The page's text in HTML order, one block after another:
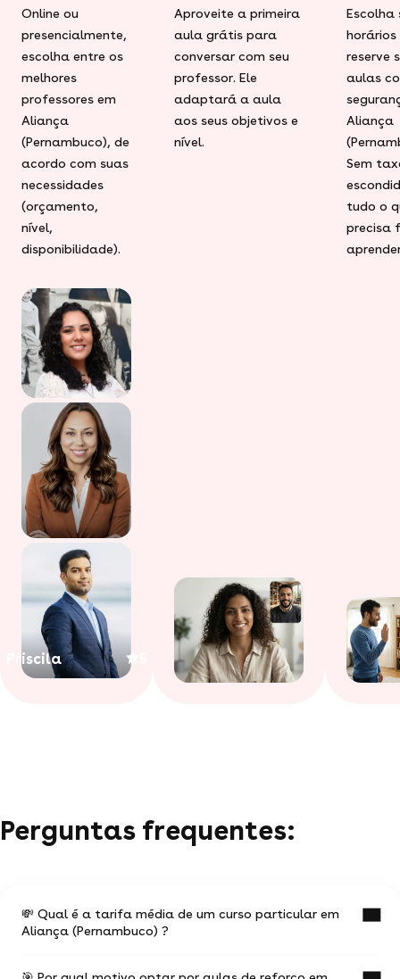
Online ou
presencialmente,
escolha entre os
melhores
professores em
Aliança
(Pernambuco), de
acordo com suas
necessidades
(orçamento,
nível,
disponibilidade).
Priscila
Aproveite a primeira
aula grátis para
conversar com seu
professor. Ele
adaptará a aula
aos seus objetivos e
nível.
Escolha
horários
reserve
aulas
Aliança
Sem
tudo o
precisa
Perguntas frequentes:
💸 Qual é a tarifa média de um curso particular em
Aliança (Pernambuco) ?